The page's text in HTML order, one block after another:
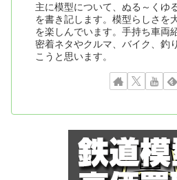
主に模型について、ぬる～くゆ
を書き記します。模型らしさを
を楽しんでいます。手持ち車両
密着ネタやクルマ、バイク、釣
こうと思います。